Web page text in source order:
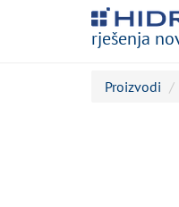
rješenja
Proizvodi